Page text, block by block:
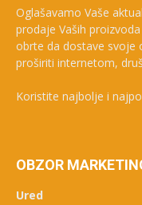
Oglašavamo Vaše
prodaje Vaših
obrte da dostave svoje
proširiti internetom,
Koristite najbolje i
OBZOR
Ured